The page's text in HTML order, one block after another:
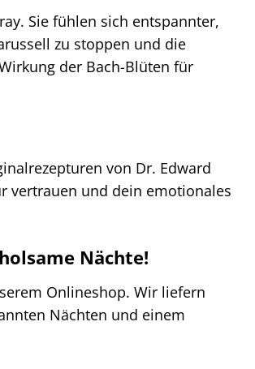
Sie fühlen sich entspannter,
zu stoppen und die
der Bach-Blüten für
von Dr. Edward
vertrauen und dein emotionales
Nächte!
Onlineshop. Wir liefern
Nächten und einem